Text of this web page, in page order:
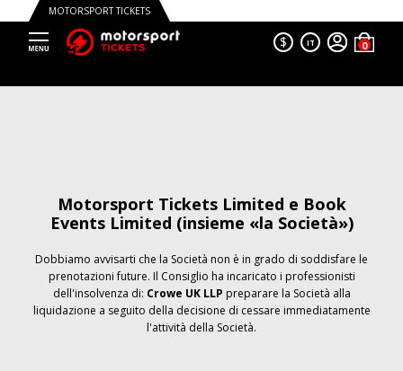
MOTORSPORT TICKETS
$ IT
Motorsport Tickets Limited e Book
Events Limited (insieme «la Società»)
Dobbiamo avvisarti che la Società non è in grado di soddisfare le
prenotazioni future. Il Consiglio ha incaricato i professionisti
dell'insolvenza di: Crowe UK LLP preparare la Società alla
liquidazione a seguito della decisione di cessare immediatamente
l'attività della Società.